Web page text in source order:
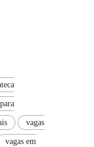
vagas
vagas em